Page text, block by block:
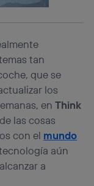
tan
que se
los
enThink
las cosas
con el mundo
aún
a
y
(p. ej., Wi-Fi),
de las
del hogar
será más
en la
seleccionando
página web o
consulta